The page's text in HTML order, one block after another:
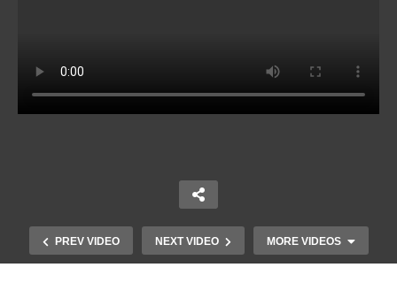
PREV VIDEO NEXT VIDEO MORE VIDEOS